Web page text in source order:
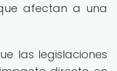
afectan a una
las legislaciones